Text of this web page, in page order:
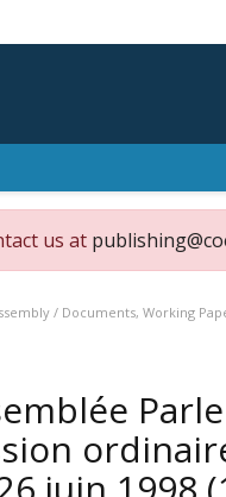
us at
/ Documents, Working